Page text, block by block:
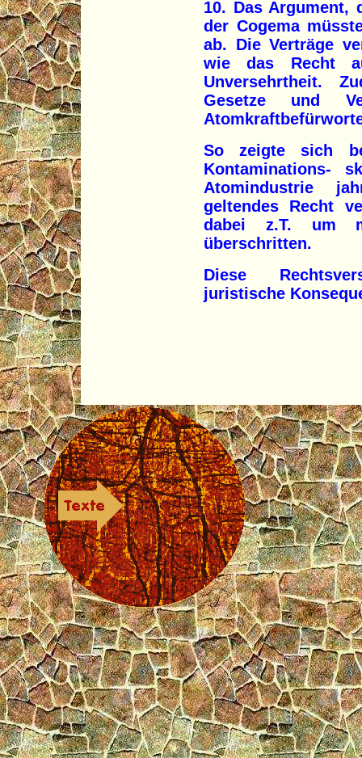
10. Das Argument,
der Cogema
ab. Die Verträge
wie das Recht
Unversehrtheit.
Gesetze und
So zeigte sich
Kontaminations-
Atomindustrie
geltendes Recht
dabei z.T. um
überschritten.
Diese
juristische